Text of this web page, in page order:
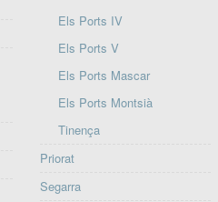
Els Ports IV
Els Ports V
Els Ports Mascar
Els Ports Montsià
Tinença
Priorat
Segarra